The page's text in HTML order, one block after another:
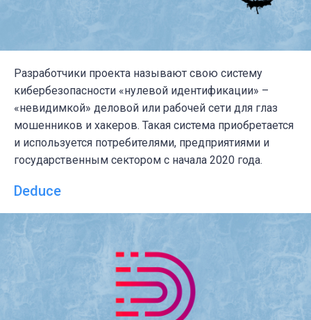
Разработчики проекта называют свою систему
кибербезопасности «нулевой идентификации» –
«невидимкой» деловой или рабочей сети для глаз
мошенников и хакеров. Такая система приобретается
и используется потребителями, предприятиями и
государственным сектором с начала 2020 года.
Deduce